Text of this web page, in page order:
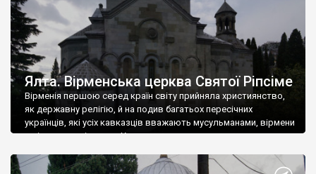
Ялта. Вірменська церква Святої Ріпсіме
Вірменія першою серед країн світу прийняла християнство,
як державну релігію, й на подив багатьох пересічних
українців, які усіх кавказців вважають мусульманами, вірмени
є відданими вірянами Христа